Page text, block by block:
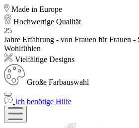
Made in Europe
Hochwertige Qualität
25
Jahre Erfahrung - von Frauen für Frauen -
Wohlfühlen
Vielfältige Designs
Große Farbauswahl
Ich benötige Hilfe